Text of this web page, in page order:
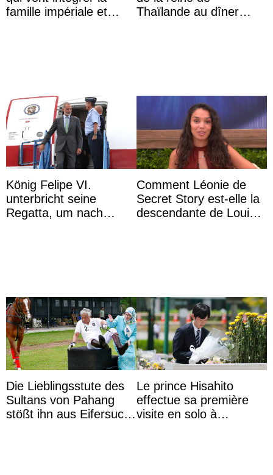
famille impériale et
Thaïlande au dîner
König Felipe VI.
unterbricht seine
Regatta, um nach
Comment Léonie de
Secret Story est-elle la
descendante de Louis
Die Lieblingsstute des
Sultans von Pahang
stößt ihn aus Eifersucht
Le prince Hisahito
effectue sa première
visite en solo à